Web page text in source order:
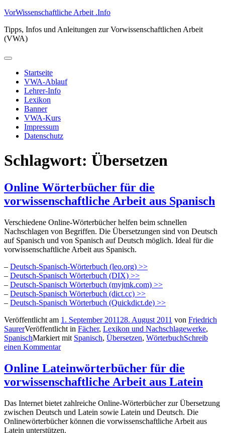
Zum
springen
VorWissenschaftliche Arbeit .Info
Tipps, Infos und Anleitungen zur Vorwissenschaftlichen Arbeit
(VWA)
Primäres
Startseite
VWA-Ablauf
Lehrer-Info
Lexikon
Banner
VWA-Kurs
Impressum
Datenschutz
Schlagwort: Übersetzen
Online Wörterbücher für die
vorwissenschaftliche Arbeit aus Spanisch
Verschiedene Online-Wörterbücher helfen beim schnellen
Nachschlagen von Begriffen. Die Übersetzungen sind von Deutsch
auf Spanisch und von Spanisch auf Deutsch möglich. Ideal für die
vorwissenschaftliche Arbeit aus Spanisch.
– Deutsch-Spanisch-Wörterbuch (leo.org) >>
– Deutsch-Spanisch Wörterbuch (DIX) >>
– Deutsch-Spanisch Wörterbuch (myjmk.com) >>
– Deutsch-Spanisch Wörterbuch (dict.cc) >>
– Deutsch-Spanisch Wörterbuch (Quickdict.de) >>
Veröffentlicht am 1. September 2011 28. August 2011 von Friedrich
SaurerVeröffentlicht in Fächer, Lexikon und Nachschlagewerke,
SpanischMarkiert mit Spanisch, Übersetzen, WörterbuchSchreib
einen Kommentar
Online Lateinwörterbücher für die
vorwissenschaftliche Arbeit aus Latein
Das Internet bietet zahlreiche Online-Wörterbücher zur Übersetzung
zwischen Deutsch und Latein sowie Latein und Deutsch. Die
Onlinewörterbücher können die vorwissenschaftliche Arbeit aus
Latein unterstützen.